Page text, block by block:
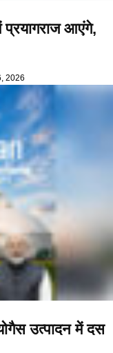
प्रयागराज आएंगे,
2026
उत्पादन में दस